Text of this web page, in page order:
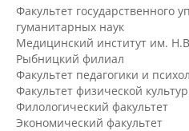
Факультет государственного
гуманитарных наук
Медицинский институт им.
Рыбницкий филиал
Факультет педагогики и
Факультет физической
Филологический факультет
Экономический факультет